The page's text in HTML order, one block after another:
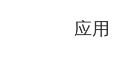
应用